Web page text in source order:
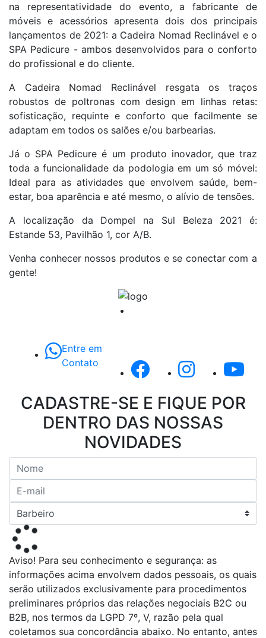
na representatividade do evento, a fabricante de
móveis e acessórios apresenta dois dos principais
lançamentos de 2021: a Cadeira Nomad Reclinável e o
SPA Pedicure - ambos desenvolvidos para o conforto
do profissional e do cliente.
A Cadeira Nomad Reclinável resgata os traços
robustos de poltronas com design em linhas retas:
sofisticação, requinte e conforto que facilmente se
adaptam em todos os salões e/ou barbearias.
Já o SPA Pedicure é um produto inovador, que traz
toda a funcionalidade da podologia em um só móvel:
Ideal para as atividades que envolvem saúde, bem-
estar, boa aparência e até mesmo, o alívio de tensões.
A localização da Dompel na Sul Beleza 2021 é:
Estande 53, Pavilhão 1, cor A/B.
Venha conhecer nossos produtos e se conectar com a
gente!
Entre em
Contato
CADASTRE-SE E FIQUE POR
DENTRO DAS NOSSAS
NOVIDADES
Aviso! Para seu conhecimento e segurança: as
informações acima envolvem dados pessoais, os quais
serão utilizados exclusivamente para procedimentos
preliminares próprios das relações negociais B2C ou
B2B, nos termos da LGPD 7º, V, razão pela qual
coletamos sua concordância abaixo. No entanto, antes